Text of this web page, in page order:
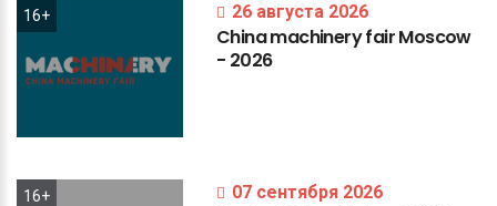
16+ 26 августа 2026
ChinamachineryfairMoscow
- 2026
16+ 07 сентября 2026